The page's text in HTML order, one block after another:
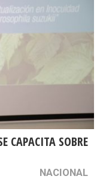
CAPACITA SOBRE
NACIONAL